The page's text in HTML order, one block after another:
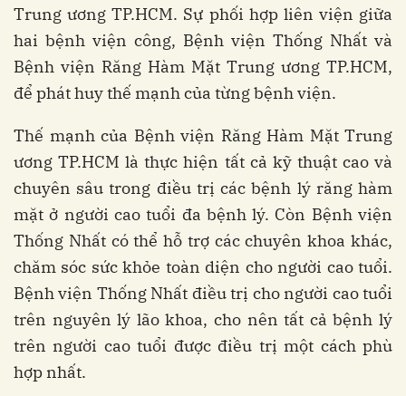
Trung ương TP.HCM. Sự phối hợp liên viện giữa
hai bệnh viện công, Bệnh viện Thống Nhất và
Bệnh viện Răng Hàm Mặt Trung ương TP.HCM,
để phát huy thế mạnh của từng bệnh viện.
Thế mạnh của Bệnh viện Răng Hàm Mặt Trung
ương TP.HCM là thực hiện tất cả kỹ thuật cao và
chuyên sâu trong điều trị các bệnh lý răng hàm
mặt ở người cao tuổi đa bệnh lý. Còn Bệnh viện
Thống Nhất có thể hỗ trợ các chuyên khoa khác,
chăm sóc sức khỏe toàn diện cho người cao tuổi.
Bệnh viện Thống Nhất điều trị cho người cao tuổi
trên nguyên lý lão khoa, cho nên tất cả bệnh lý
trên người cao tuổi được điều trị một cách phù
hợp nhất.